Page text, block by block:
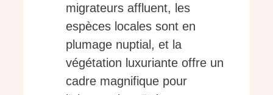
migrateurs affluent, les
espèces locales sont en
plumage nuptial, et la
végétation luxuriante offre un
cadre magnifique pour